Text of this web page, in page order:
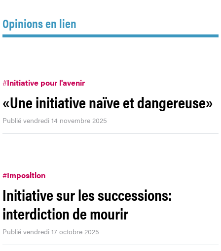
Opinions en lien
#Initiative pour l'avenir
«Une initiative naïve et dangereuse»
Publié vendredi 14 novembre 2025
#Imposition
Initiative sur les successions:
interdiction de mourir
Publié vendredi 17 octobre 2025